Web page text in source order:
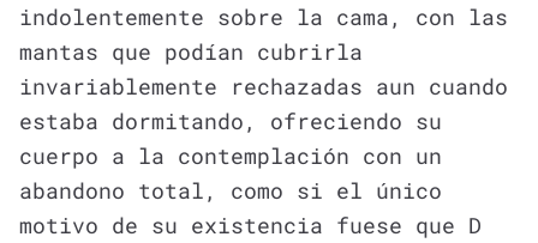
indolentemente sobre la cama, con las
mantas que podían cubrirla
invariablemente rechazadas aun cuando
estaba dormitando, ofreciendo su
cuerpo a la contemplación con un
abandono total, como si el único
motivo de su existencia fuese que D